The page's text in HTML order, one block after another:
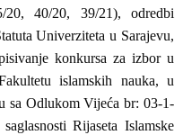
20, 40/20, 39/21), odredbi
Univerziteta u Sarajevu,
konkursa za izbor u
islamskih nauka, u
sa Odlukom Vijeća br: 03-1-
Rijaseta Islamske